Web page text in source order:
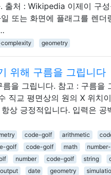
출처 : Wikipedia 이제이 구
또는 화면에 플래그를 렌더
geometry
위해 구름을 그립니다
을 그립니다. 참고 : 구름을
직교 평면상의 원의 X 위치
상 긍정적입니다. 입력은
code-golf arithmetic
golf code-golf math
number code-golf string
date geometry